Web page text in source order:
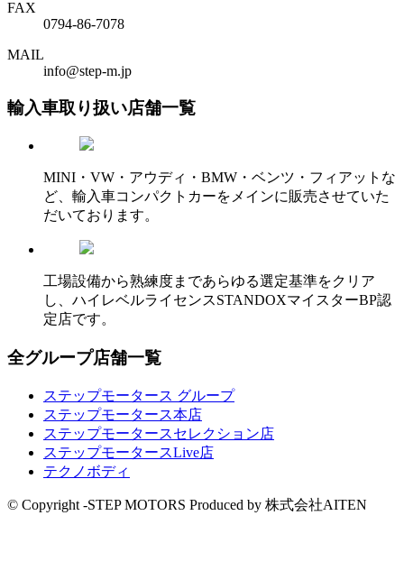
FAX
0794-86-7078
MAIL
info@step-m.jp
輸入車取り扱い店舗一覧
MINI・VW・アウディ・BMW・ベンツ・フィアットな
ど、輸入車コンパクトカーをメインに販売させていた
だいております。
工場設備から熟練度まであらゆる選定基準をクリア
し、ハイレベルライセンスSTANDOXマイスターBP認
定店です。
全グループ店舗一覧
ステップモータース グループ
ステップモータース本店
ステップモータースセレクション店
ステップモータースLive店
テクノボディ
© Copyright -STEP MOTORS Produced by 株式会社AITEN